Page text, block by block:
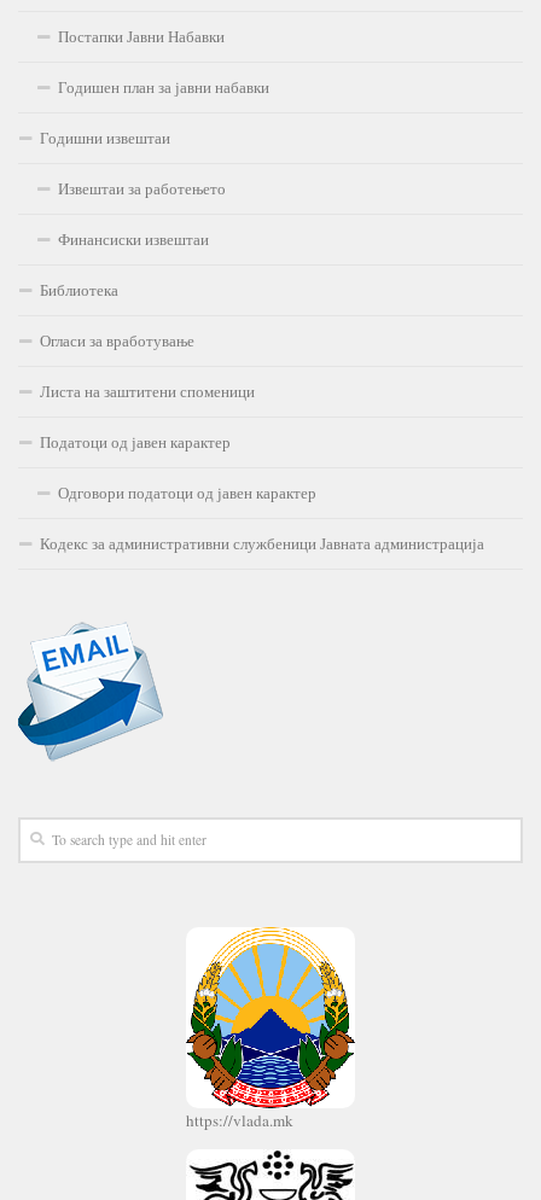
Постапки Јавни Набавки
Годишен план за јавни набавки
Годишни извештаи
Извештаи за работењето
Финансиски извештаи
Библиотека
Огласи за вработување
Листа на заштитени споменици
Податоци од јавен карактер
Одговори податоци од јавен карактер
Кодекс за административни службеници Јавната администрација
https://vlada.mk